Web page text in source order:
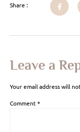
Share :
Leave a
Your email address will
Comment*